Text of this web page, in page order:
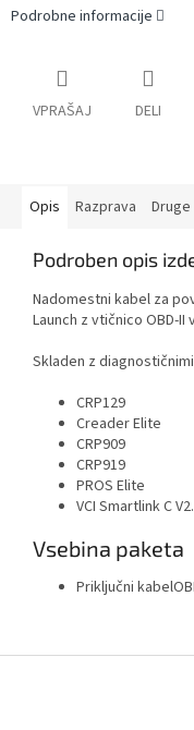
Podrobne informacije
VPRAŠAJ DELI
Opis Razprava
Podroben opis
Nadomestni kabel za
Launch z vtičnico OBD-II
Skladen z
CRP129
Creader Elite
CRP909
CRP919
PROS Elite
VCI Smartlink C
Vsebina paketa
Priključni